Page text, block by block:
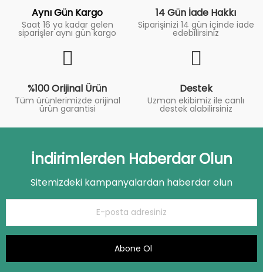
Aynı Gün Kargo
Saat 16 ya kadar gelen
siparişler aynı gün kargo
14 Gün İade Hakkı
Siparişinizi 14 gün içinde iade
edebilirsiniz
%100 Orijinal Ürün
Tüm ürünlerimizde orijinal
ürün garantisi
Destek
Uzman ekibimiz ile canlı
destek alabilirsiniz
İndirimlerden Haberdar Olun
Sitemizdeki kampanyalardan haberdar olun
Abone Ol